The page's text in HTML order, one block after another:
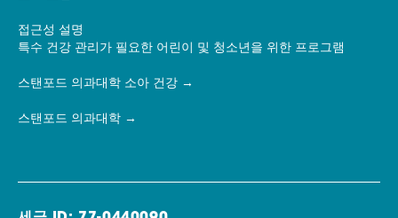
접근성 설명
특수 건강 관리가 필요한 어린이 및 청소년을 위한 프로그램
스탠포드 의과대학 소아 건강
스탠포드 의과대학